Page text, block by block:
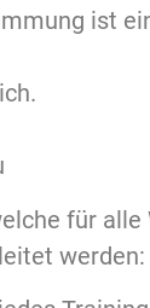
ist
für
werden: